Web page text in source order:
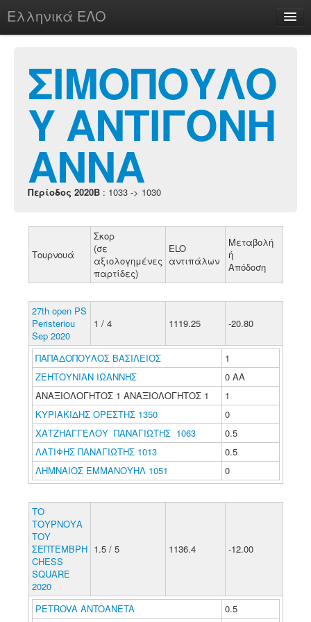
Ελληνικά ΕΛΟ
chesstu.be @ discord
ΣΙΜΟΠΟΥΛΟ
Υ ΑΝΤΙΓΟΝΗ
ΑΝΝΑ
Περίοδος 2020B : 1033 -> 1030
Τουρνουά
Σκορ
(σε
αξιολογημένες
παρτίδες)
ELO
αντιπάλων
Μεταβολή
ή
Απόδοση
27th open PS
Peristeriou
Sep 2020
1 / 4 1119.25 -20.80
ΠΑΠΑΔΟΠΟΥΛΟΣ ΒΑΣΙΛΕΙΟΣ
1
ΖΕΗΤΟΥΝΙΑΝ ΙΩΑΝΝΗΣ
0 ΑΑ
ΑΝΑΞΙΟΛΟΓΗΤΟΣ 1 ΑΝΑΞΙΟΛΟΓΗΤΟΣ 1
1
ΚΥΡΙΑΚΙΔΗΣ ΟΡΕΣΤΗΣ 1350
0
ΧΑΤΖΗΑΓΓΕΛΟΥ ΠΑΝΑΓΙΩΤΗΣ 1063
0.5
ΛΑΤΙΦΗΣ ΠΑΝΑΓΙΩΤΗΣ 1013
0.5
ΛΗΜΝΑΙΟΣ ΕΜΜΑΝΟΥΗΛ 1051
0
ΤΟ
ΤΟΥΡΝΟΥΑ
ΤΟΥ
ΣΕΠΤΕΜΒΡΗ
CHESS
SQUARE
2020
1.5 / 5 1136.4 -12.00
PETROVA ANTOANETA
0.5